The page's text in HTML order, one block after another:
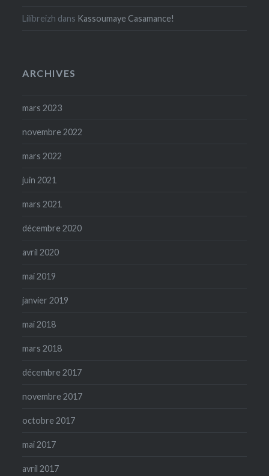
Lilibreizh dans Kassoumaye Casamance!
ARCHIVES
mars 2023
novembre 2022
mars 2022
juin 2021
mars 2021
décembre 2020
avril 2020
mai 2019
janvier 2019
mai 2018
mars 2018
décembre 2017
novembre 2017
octobre 2017
mai 2017
avril 2017